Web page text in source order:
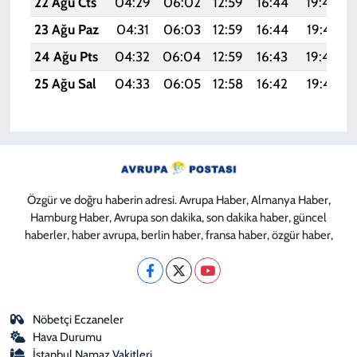
23 Ağu Paz
04:31 06:03 12:59 16:44 19:45
24 Ağu Pts
04:32 06:04 12:59 16:43 19:44
25 Ağu Sal
04:33 06:05 12:58 16:42 19:42
Özgür ve doğru haberin adresi. Avrupa Haber, Almanya Haber,
Hamburg Haber, Avrupa son dakika, son dakika haber, güncel
haberler, haber avrupa, berlin haber, fransa haber, özgür haber,
Nöbetçi Eczaneler
Hava Durumu